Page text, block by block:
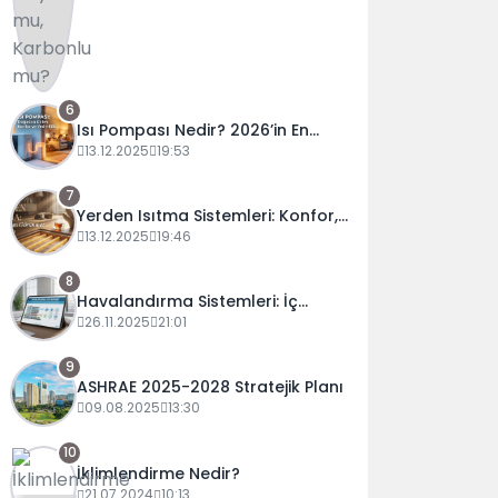
6
Isı Pompası Nedir? 2026’in En
Verimli Isınma Teknolojisi
13.12.2025 19:53
7
Yerden Isıtma Sistemleri: Konfor,
Maliyet ve Verimlilik Rehberi
13.12.2025 19:46
8
Havalandırma Sistemleri: İç
Mekan Hava Kalitesi ve Enerji
26.11.2025 21:01
9
ASHRAE 2025-2028 Stratejik Planı
09.08.2025 13:30
10
İklimlendirme Nedir?